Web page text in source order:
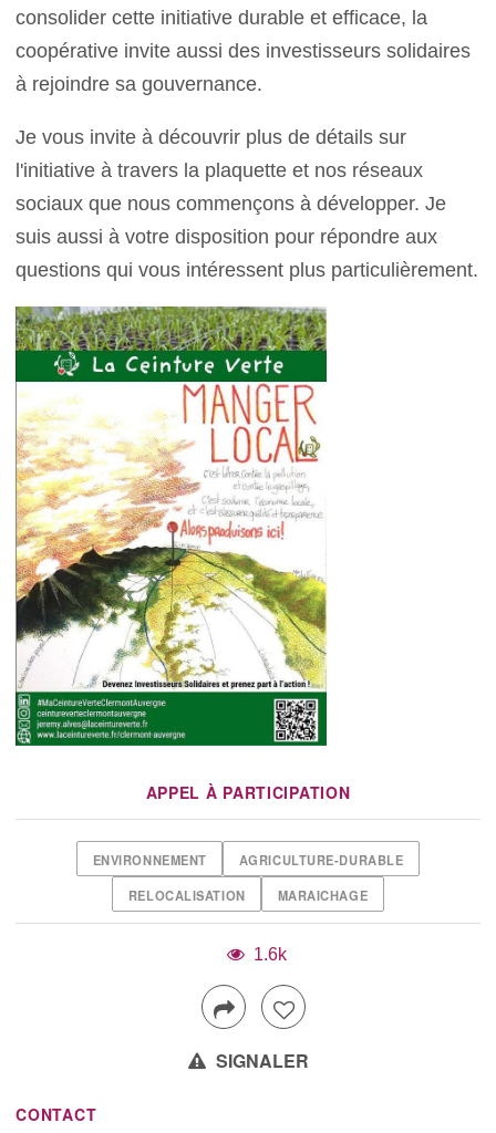
consolider cette initiative durable et efficace, la
coopérative invite aussi des investisseurs solidaires
à rejoindre sa gouvernance.
Je vous invite à découvrir plus de détails sur
l'initiative à travers la plaquette et nos réseaux
sociaux que nous commençons à développer. Je
suis aussi à votre disposition pour répondre aux
questions qui vous intéressent plus particulièrement.
APPEL À PARTICIPATION
ENVIRONNEMENT AGRICULTURE-DURABLE
RELOCALISATION MARAICHAGE
1.6k
SIGNALER
CONTACT